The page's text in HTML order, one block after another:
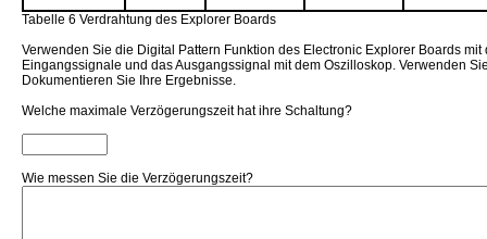
Tabelle 6 Verdrahtung des Explorer Boards
Verwenden Sie die Digital Pattern Funktion des Electronic Explorer Boards
Eingangssignale und das Ausgangssignal mit dem Oszilloskop. Verwenden
Dokumentieren Sie Ihre Ergebnisse.
Welche maximale Verzögerungszeit hat ihre Schaltung?
Wie messen Sie die Verzögerungszeit?